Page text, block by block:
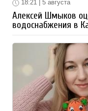
18:21 | 5 августа
Алексей Шмыков
водоснабжения в